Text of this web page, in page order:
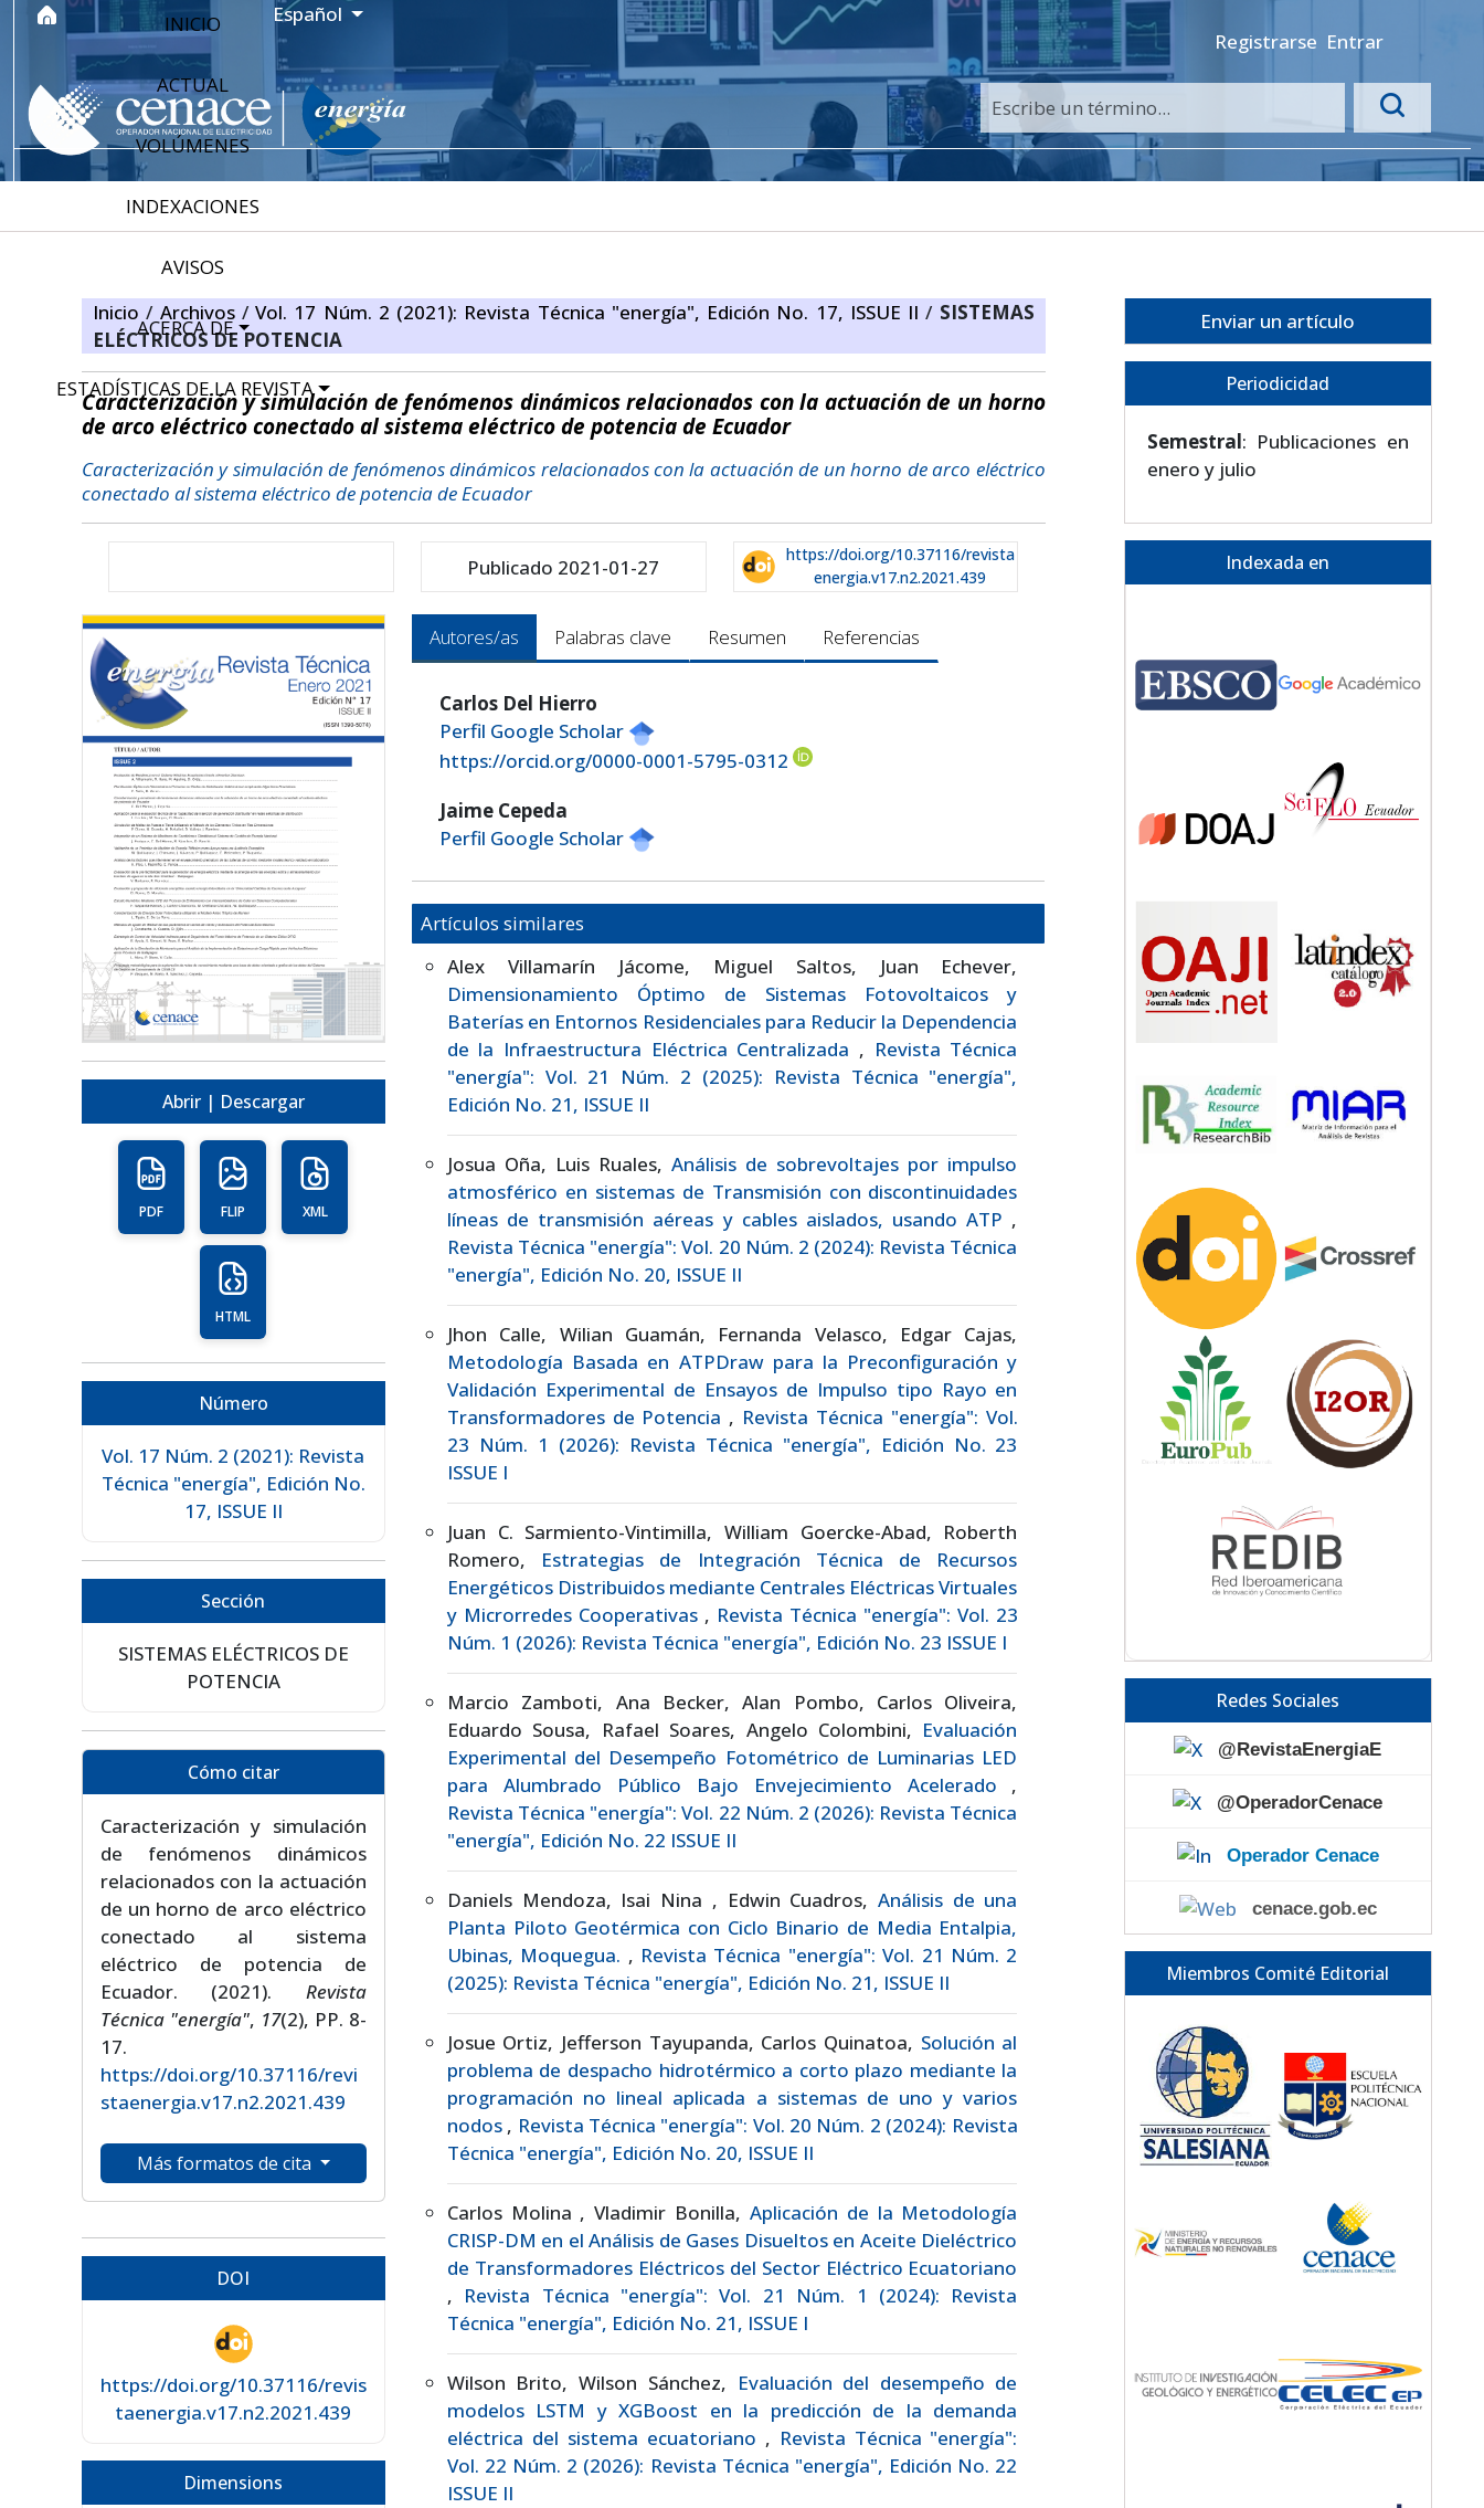
Ir al menú de navegación principal
Ir al contenido principal
Ir al pie de página del sitio Idioma
Español
Registrarse Entrar
INICIO
ACTUAL
VOLÚMENES
INDEXACIONES
AVISOS
ACERCA DE
ESTADÍSTICAS DE LA REVISTA
Inicio/ Archivos / Vol. 17 Núm. 2 (2021): Revista Técnica "energía", Edición No. 17, ISSUE II/ SISTEMAS
ELÉCTRICOS DE POTENCIA
Caracterización y simulación de fenómenos dinámicos relacionados con la actuación de un horno
de arco eléctrico conectado al sistema eléctrico de potencia de Ecuador
Caracterización y simulación de fenómenos dinámicos relacionados con la actuación de un horno de arco eléctrico
conectado al sistema eléctrico de potencia de Ecuador
Publicado 2021-01-27
https://doi.org/10.37116/revista
energia.v17.n2.2021.439
Abrir | Descargar
PDF FLIP XML
HTML
Número
Vol. 17 Núm. 2 (2021): Revista
Técnica "energía", Edición No.
17, ISSUE II
Sección
SISTEMAS ELÉCTRICOS DE
POTENCIA
Cómo citar
Caracterización y simulación
de fenómenos dinámicos
relacionados con la actuación
de un horno de arco eléctrico
conectado al sistema
eléctrico de potencia de
Ecuador. (2021). Revista
Técnica "energía", 17(2), PP. 8-
17.
https://doi.org/10.37116/revi
staenergia.v17.n2.2021.439
Más formatos de cita
DOI
https://doi.org/10.37116/revis
taenergia.v17.n2.2021.439
Dimensions
Autores/as Palabras clave Resumen Referencias
Carlos Del Hierro
Perfil Google Scholar
https://orcid.org/0000-0001-5795-0312
Jaime Cepeda
Perfil Google Scholar
Artículos similares
Alex Villamarín Jácome, Miguel Saltos, Juan Echever,
Dimensionamiento Óptimo de Sistemas Fotovoltaicos y
Baterías en Entornos Residenciales para Reducir la Dependencia
de la Infraestructura Eléctrica Centralizada , Revista Técnica
"energía": Vol. 21 Núm. 2 (2025): Revista Técnica "energía",
Edición No. 21, ISSUE II
Josua Oña, Luis Ruales,Análisis de sobrevoltajes por impulso
atmosférico en sistemas de Transmisión con discontinuidades
líneas de transmisión aéreas y cables aislados, usando ATP ,
Revista Técnica "energía": Vol. 20 Núm. 2 (2024): Revista Técnica
"energía", Edición No. 20, ISSUE II
Jhon Calle, Wilian Guamán, Fernanda Velasco, Edgar Cajas,
Metodología Basada en ATPDraw para la Preconfiguración y
Validación Experimental de Ensayos de Impulso tipo Rayo en
Transformadores de Potencia , Revista Técnica "energía": Vol.
23 Núm. 1 (2026): Revista Técnica "energía", Edición No. 23
ISSUE I
Juan C. Sarmiento-Vintimilla, William Goercke-Abad, Roberth
Romero, Estrategias de Integración Técnica de Recursos
Energéticos Distribuidos mediante Centrales Eléctricas Virtuales
y Microrredes Cooperativas , Revista Técnica "energía": Vol. 23
Núm. 1 (2026): Revista Técnica "energía", Edición No. 23 ISSUE I
Marcio Zamboti, Ana Becker, Alan Pombo, Carlos Oliveira,
Eduardo Sousa, Rafael Soares, Angelo Colombini, Evaluación
Experimental del Desempeño Fotométrico de Luminarias LED
para Alumbrado Público Bajo Envejecimiento Acelerado ,
Revista Técnica "energía": Vol. 22 Núm. 2 (2026): Revista Técnica
"energía", Edición No. 22 ISSUE II
Daniels Mendoza, Isai Nina , Edwin Cuadros,Análisis de una
Planta Piloto Geotérmica con Ciclo Binario de Media Entalpia,
Ubinas, Moquegua. , Revista Técnica "energía": Vol. 21 Núm. 2
(2025): Revista Técnica "energía", Edición No. 21, ISSUE II
Josue Ortiz, Jefferson Tayupanda, Carlos Quinatoa, Solución al
problema de despacho hidrotérmico a corto plazo mediante la
programación no lineal aplicada a sistemas de uno y varios
nodos , Revista Técnica "energía": Vol. 20 Núm. 2 (2024): Revista
Técnica "energía", Edición No. 20, ISSUE II
Carlos Molina , Vladimir Bonilla, Aplicación de la Metodología
CRISP-DM en el Análisis de Gases Disueltos en Aceite Dieléctrico
de Transformadores Eléctricos del Sector Eléctrico Ecuatoriano
, Revista Técnica "energía": Vol. 21 Núm. 1 (2024): Revista
Técnica "energía", Edición No. 21, ISSUE I
Wilson Brito, Wilson Sánchez, Evaluación del desempeño de
modelos LSTM y XGBoost en la predicción de la demanda
eléctrica del sistema ecuatoriano , Revista Técnica "energía":
Vol. 22 Núm. 2 (2026): Revista Técnica "energía", Edición No. 22
ISSUE II
Enviar un artículo
Periodicidad
Semestral: Publicaciones en
enero y julio
Indexada en
Redes Sociales
@RevistaEnergiaE
@OperadorCenace
Operador Cenace
cenace.gob.ec
Miembros Comité Editorial